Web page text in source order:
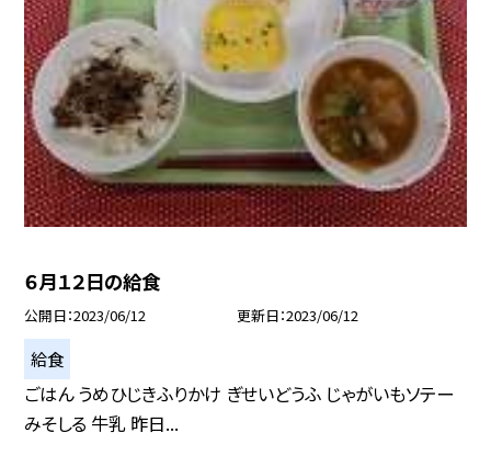
６月１２日の給食
公開日 2023/06/12 更新日 2023/06/12
給食
ごはん うめひじきふりかけ ぎせいどうふ じゃがいもソテー
みそしる 牛乳 昨日...